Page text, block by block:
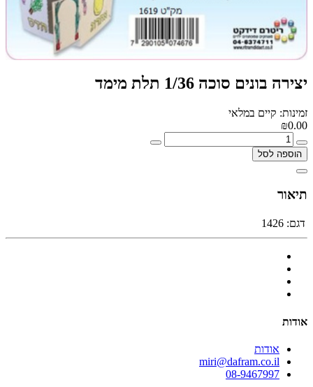
יצירה בונים סוכה 1/36 תלת מימד
זמינות: קיים במלאי
₪0.00
הוספה לסל
תיאור
דגם: 1426
אודות
אודות
miri@dafram.co.il
08-9467997